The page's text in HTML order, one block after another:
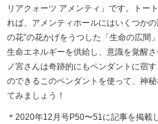
リアクォーツ アメンティ」です。トー
れば、アメンティホールにはいくつか
の花”の花かげをうつした「生命の広間
生命エネルギーを供給し、意識を覚醒
ノ宮さんは奇跡的にもペンダントに宿
のできるこのペンダントを使って、神
てみましょう！
＊2020年12月号P50〜51に記事を掲載